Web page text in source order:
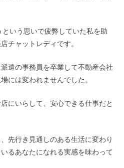
いう思いで疲弊していた私を助
チャットレディです。
遣の事務員を卒業して不動産会社
には変われませんでした。
にいらして、安心できる仕事だと
先行き見通しのある生活に変わり
るあなたになれる実感を味わって